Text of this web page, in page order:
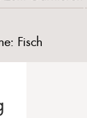
Fisch